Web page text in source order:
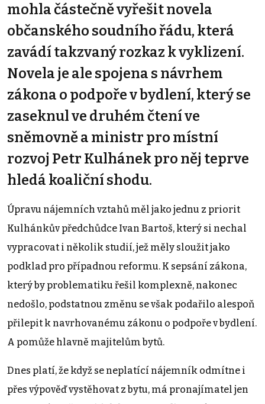
mohla částečně vyřešit novela
občanského soudního řádu, která
zavádí takzvaný rozkaz k vyklizení.
Novela je ale spojena s návrhem
zákona o podpoře v bydlení, který se
zaseknul ve druhém čtení ve
sněmovně a ministr pro místní
rozvoj Petr Kulhánek pro něj teprve
hledá koaliční shodu.
Úpravu nájemních vztahů měl jako jednu z priorit
Kulhánkův předchůdce Ivan Bartoš, který si nechal
vypracovat i několik studií, jež měly sloužit jako
podklad pro případnou reformu. K sepsání zákona,
který by problematiku řešil komplexně, nakonec
nedošlo, podstatnou změnu se však podařilo alespoň
přilepit k navrhovanému zákonu o podpoře v bydlení.
A pomůže hlavně majitelům bytů.
Dnes platí, že když se neplatící nájemník odmítne i
přes výpověď vystěhovat z bytu, má pronajímatel jen